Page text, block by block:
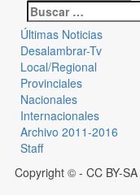
Últimas Noticias
Desalambrar-Tv
Local/Regional
Provinciales
Nacionales
Internacionales
Archivo 2011-2016
Staff
Copyright © - CC BY-SA